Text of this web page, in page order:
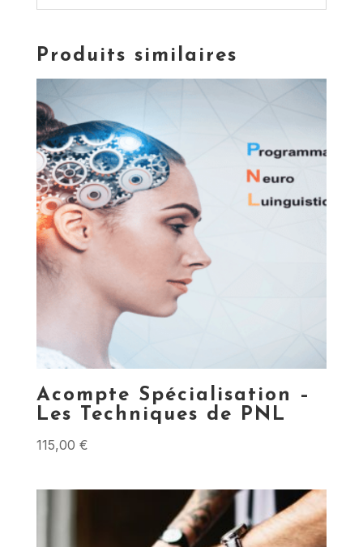
Produits similaires
Acompte Spécialisation –
Les Techniques de PNL
115,00 €